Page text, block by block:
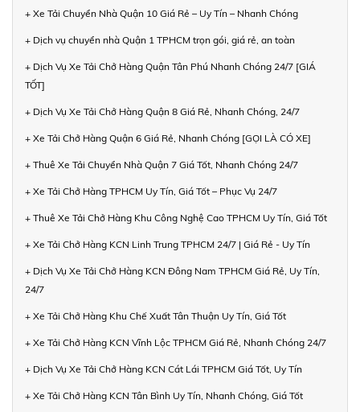
+ Xe Tải Chuyển Nhà Quận 10 Giá Rẻ – Uy Tín – Nhanh Chóng
+ Dịch vụ chuyển nhà Quận 1 TPHCM trọn gói, giá rẻ, an toàn
+ Dịch Vụ Xe Tải Chở Hàng Quận Tân Phú Nhanh Chóng 24/7 [GIÁ
TỐT]
+ Dịch Vụ Xe Tải Chở Hàng Quận 8 Giá Rẻ, Nhanh Chóng, 24/7
+ Xe Tải Chở Hàng Quận 6 Giá Rẻ, Nhanh Chóng [GỌI LÀ CÓ XE]
+ Thuê Xe Tải Chuyển Nhà Quận 7 Giá Tốt, Nhanh Chóng 24/7
+ Xe Tải Chở Hàng TPHCM Uy Tín, Giá Tốt – Phục Vụ 24/7
+ Thuê Xe Tải Chở Hàng Khu Công Nghệ Cao TPHCM Uy Tín, Giá Tốt
+ Xe Tải Chở Hàng KCN Linh Trung TPHCM 24/7 | Giá Rẻ - Uy Tín
+ Dịch Vụ Xe Tải Chở Hàng KCN Đông Nam TPHCM Giá Rẻ, Uy Tín,
24/7
+ Xe Tải Chở Hàng Khu Chế Xuất Tân Thuận Uy Tín, Giá Tốt
+ Xe Tải Chở Hàng KCN Vĩnh Lộc TPHCM Giá Rẻ, Nhanh Chóng 24/7
+ Dịch Vụ Xe Tải Chở Hàng KCN Cát Lái TPHCM Giá Tốt, Uy Tín
+ Xe Tải Chở Hàng KCN Tân Bình Uy Tín, Nhanh Chóng, Giá Tốt